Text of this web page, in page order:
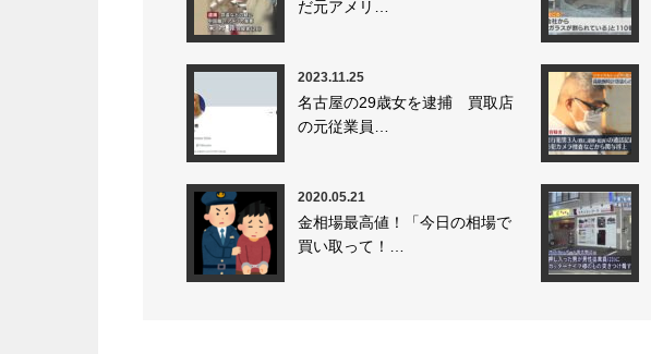
だ元アメリ…
2023.11.25
名古屋の29歳女を逮捕 買取店
の元従業員…
2020.05.21
金相場最高値！「今日の相場で
買い取って！…